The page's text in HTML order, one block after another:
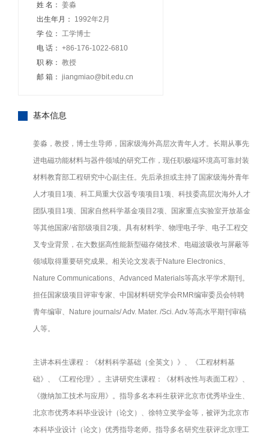
姓 名： 姜淼
出生年月：
1992年2月
学 位： 工学博士
电 话： +86-176-1022-6810
职 称： 教授
邮 箱： jiangmiao@bit.edu.cn
基本信息
姜淼，教授，博士生导师，国家级海外高层次青年人才。长期从事先
进电磁功能材料与器件领域的研究工作，现任职极端环境高可靠封装
材料教育部工程研究中心副主任。先后承担或主持了国家级海外青年
人才项目1项、科工局重大仪器专项项目1项、科技委高层次海外人才
团队项目1项、国家自然科学基金项目2项、国家重点实验室开放基金
等其他国家/省部级项目2项。具有材料学、物理电子学、电子工程交
叉专业背景，在大数据高性能新型磁存储技术、电磁波吸收与屏蔽等
领域取得重要研究成果。相关论文发表于Nature Electronics、
Nature Communications、Advanced Materials等高水平学术期刊。
担任国家级项目评审专家、中国材料研究学会RMR编审委员会特聘
青年编审、Nature journals/ Adv. Mater. /Sci. Adv.等高水平期刊审稿
人等。
主讲本科生课程：《材料科学基础（全英文）》、《工程材料基
础》、《工程伦理》。主讲研究生课程：《材料改性与表面工程》、
《微纳加工技术与应用》。指导多名本科生获评北京市优秀毕业生、
北京市优秀本科毕业设计（论文）、徐特立奖学金等，被评为北京市
本科毕业设计（论文）优秀指导老师。指导多名研究生获评北京理工